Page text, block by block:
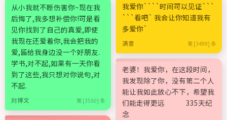
从小我就不断伤害你~现在我
后悔了,我多想补偿你!可是看
见你找到了自己的真爱,即使
我现在还爱着你,我会把我的
爱,留给我身边没一个好朋友.
学书,对不起,如果有一天你看
到了这些,我只想对你说句,对
不起.
刘博文 第 [3550] 条
我爱你````时间可以见证```
```看吧` 我会让你知道我有
多爱你`
满意 第 [3499] 条
老婆！我爱你，在这段时间，
我发现除了你，没有第二个人
能让我如此放心不下，希望我
们能走得更远 335天纪
念